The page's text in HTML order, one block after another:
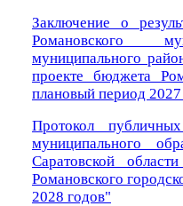
Заключение о
Романовского
муниципального
проекте бюджета
плановый период
Протокол
муниципального
Саратовской
Романовского
2028 годов"